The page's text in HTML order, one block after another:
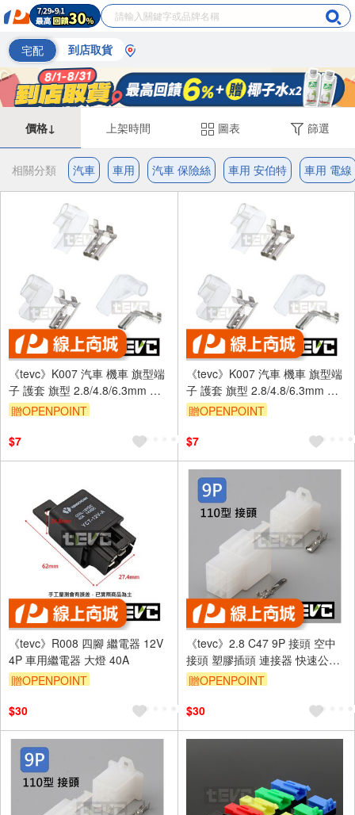
宅配 到店取貨
價格↓ 上架時間 圖表 篩選
相關分類 汽車 車用 汽車 保險絲 車用 安伯特 車用 電線
《tevc》K007 汽車 機車 旗型端
子 護套 旗型 2.8/4.8/6.3mm 改
裝 喇叭 繼電器 L型
贈OPENPOINT
$7
《tevc》K007 汽車 機車 旗型端
子 護套 旗型 2.8/4.8/6.3mm 改
裝 喇叭 繼電器 L型
贈OPENPOINT
$7
《tevc》R008 四腳 繼電器 12V
4P 車用繼電器 大燈 40A
贈OPENPOINT
$30
《tevc》2.8 C47 9P 接頭 空中
接頭 塑膠插頭 連接器 快速公母
端子插座 電線接頭 110型
贈OPENPOINT
$30